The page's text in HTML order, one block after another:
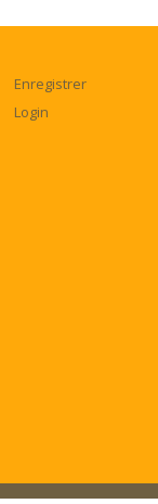
Enregistrer
Login